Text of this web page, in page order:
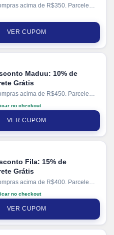
acima de R$350. Parcele
até 12x no cartão.
VER CUPOM
Maduu: 10% de
Grátis
acima de R$450. Parcele
até 6x sem juros no cartão. Ganhe
direto no siteMaduu.
no checkout
VER CUPOM
Fila: 15% de
Grátis
acima de R$400. Parcele
até 10x sem juros no cartão. Ganhe
em pagamentos via PIX. Valido
no checkout
VER CUPOM